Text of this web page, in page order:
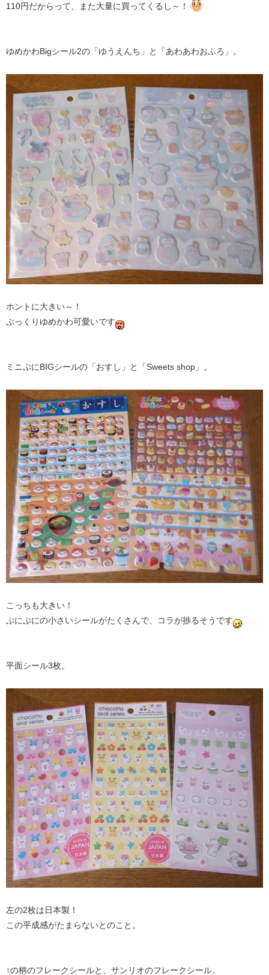
110円だからって、また大量に買ってくるし～！
ゆめかわBigシール2の「ゆうえんち」と「あわあわおふろ」。
ホントに大きい～！
ぷっくりゆめかわ可愛いです
ミニぷにBIGシールの「おすし」と「Sweets shop」。
こっちも大きい！
ぷにぷにの小さいシールがたくさんで、コラが捗るそうです
平面シール3枚。
左の2枚は日本製！
この平成感がたまらないとのこと。
↑の柄のフレークシールと、サンリオのフレークシール。